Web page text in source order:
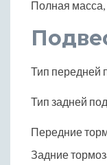
Полная масса,
Тип передней
Тип задней
Передние
Задние